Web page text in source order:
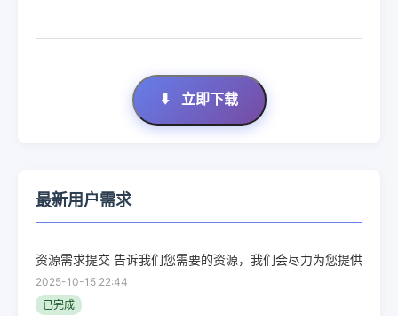
⬇️ 立即下载
最新用户需求
资源需求提交 告诉我们您需要的资源，我们会尽力为您提供
2025-10-15 22:44
已完成